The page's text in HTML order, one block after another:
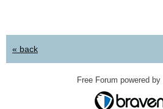
« back
Free Forum powered